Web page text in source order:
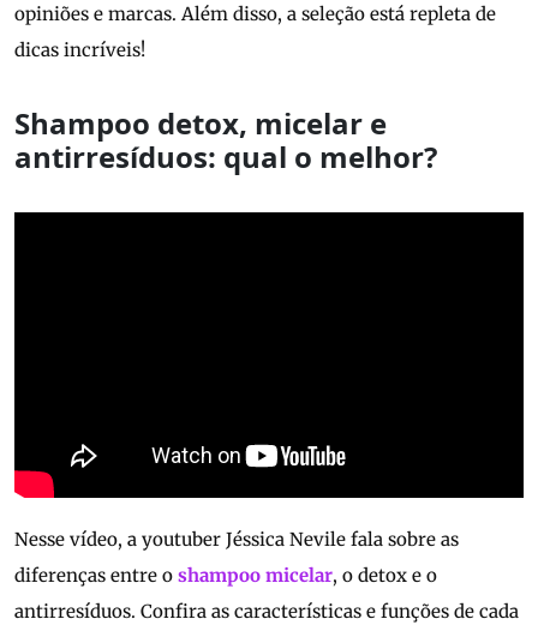
opiniões e marcas. Além disso, a seleção está repleta de
dicas incríveis!
Shampoo detox, micelar e
antirresíduos: qual o melhor?
Nesse vídeo, a youtuber Jéssica Nevile fala sobre as
diferenças entre o shampoo micelar, o detox e o
antirresíduos. Confira as características e funções de cada